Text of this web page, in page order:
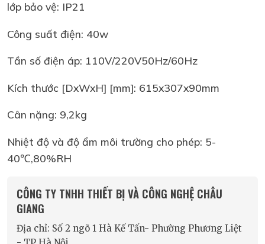
lớp bảo vệ: IP21
Công suất điện: 40w
Tần số điện áp: 110V/220V50Hz/60Hz
Kích thước [DxWxH] [mm]: 615x307x90mm
Cân nặng: 9,2kg
Nhiệt độ và độ ẩm môi trường cho phép: 5-
40℃,80%RH
CÔNG TY TNHH THIẾT BỊ VÀ CÔNG NGHỆ CHÂU
GIANG
Địa chỉ: Số 2 ngõ 1 Hà Kế Tấn- Phường Phương Liệt